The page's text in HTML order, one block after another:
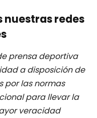
nuestras redes
prensa deportiva
a disposición de
por las normas
para llevar la
veracidad